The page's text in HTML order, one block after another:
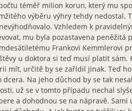
téměř milion korun, který mu
výběru výhry tehdy nedostal.
Vzhledem k
mu byla pozastavena peněžitá
Frankovi Kemmlerovi
u doktora si teď musí platit
mít, určitě by se zařídil jinak. Teď
dcera. Na jeho důchod by se tak
už se v tomto případu nechal
a dohodnou se na nápravě.